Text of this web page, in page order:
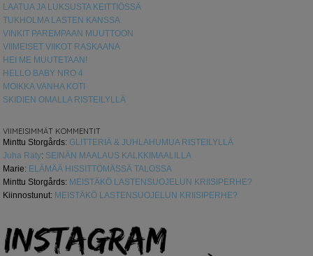
LAATUA JA LUKSUSTA KEITTIÖSSÄ
TUKHOLMA LASTEN KANSSA
VINKIT PAREMPAAN MUUTTOON
VIIMEISET VIIKOT RASKAANA
HEI ME MUUTETAAN!
HELLO BABY NRO 4
MOIKKA VANHA KOTI
SKIDIEN OMALLA RISTEILYLLÄ
VIIMEISIMMÄT KOMMENTIT
Minttu Storgårds: GLITTERIÄ & JUHLAHUMUA RISTEILYLLÄ
Juha Räty: SEINÄN MAALAUS KALKKIMAALILLA
Marie: ELÄMÄÄ HISSITTÖMÄSSÄ TALOSSA
Minttu Storgårds: MEISTÄKÖ LASTENSUOJELUN KRIISIPERHE?
Kiinnostunut: MEISTÄKÖ LASTENSUOJELUN KRIISIPERHE?